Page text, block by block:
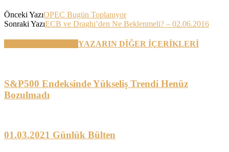
Önceki YazıOPEC Bugün Toplanıyor
Sonraki YazıECB ve Draghi’den Ne Beklenmeli? – 02.06.2016
YAZARIN DİĞER İÇERİKLERİ
S&P500 Endeksinde Yükseliş Trendi Henüz
Bozulmadı
01.03.2021 Günlük Bülten